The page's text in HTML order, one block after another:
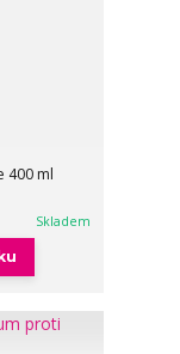
400 ml
Skladem